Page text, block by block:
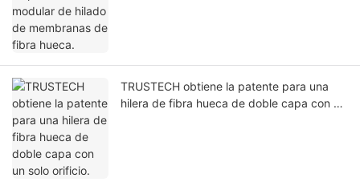
TRUSTECH obtiene la patente para una
hilera de fibra hueca de doble capa con un